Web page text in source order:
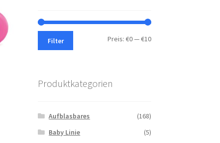
Min.
Max.
Filter Preis: €0—€10
Produktkategorien
Aufblasbares
(168)
Baby Linie
(5)